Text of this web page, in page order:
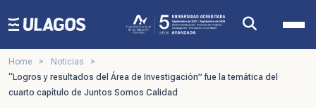
Ulagos Template
Home > Noticias
>
“Logros y resultados del Área de Investigación” fue la temática del
cuarto capítulo de Juntos Somos Calidad